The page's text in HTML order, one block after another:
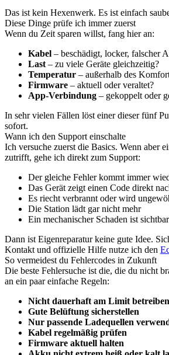
Das ist kein Hexenwerk. Es ist einfach
Diese Dinge prüfe ich immer zuerst
Wenn du Zeit sparen willst, fang hier an:
Kabel – beschädigt, locker, falscher
Last – zu viele Geräte gleichzeitig?
Temperatur – außerhalb des
Firmware – aktuell oder veraltet?
App-Verbindung – gekoppelt oder
In sehr vielen Fällen löst einer dieser fünf
sofort.
Wann ich den Support einschalte
Ich versuche zuerst die Basics. Wenn aber
zutrifft, gehe ich direkt zum Support:
Der gleiche Fehler kommt immer
Das Gerät zeigt einen Code direkt
Es riecht verbrannt oder wird
Die Station lädt gar nicht mehr
Ein mechanischer Schaden ist sichtbar
Dann ist Eigenreparatur keine gute Idee.
Kontakt und offizielle Hilfe nutze ich den
So vermeidest du Fehlercodes in Zukunft
Die beste Fehlersuche ist die, die du nicht
an ein paar einfache Regeln:
Nicht dauerhaft am Limit betreiben
Gute Belüftung sicherstellen
Nur passende Ladequellen
Kabel regelmäßig prüfen
Firmware aktuell halten